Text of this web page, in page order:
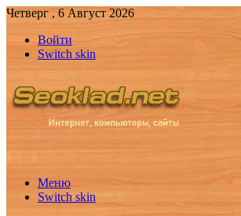
Четверг , 6 Август 2026
Войти
Switch skin
Меню
Switch skin